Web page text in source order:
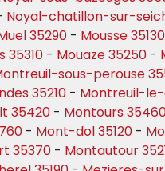
Noyal-chatillon-sur-
35290 - Mousse 35130
35310 - Mouaze 35250 -
sous-perouse
35210 - Montreuil-
35420 - Montours
- Mont-dol 35120 -
35370 - Montautour